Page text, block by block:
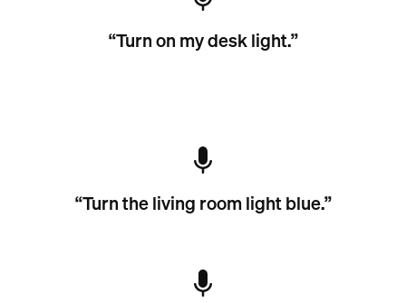
“Turn on my desk light.”
“Turn the living room light blue.”